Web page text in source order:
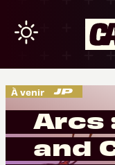
À venir
Arcs
and